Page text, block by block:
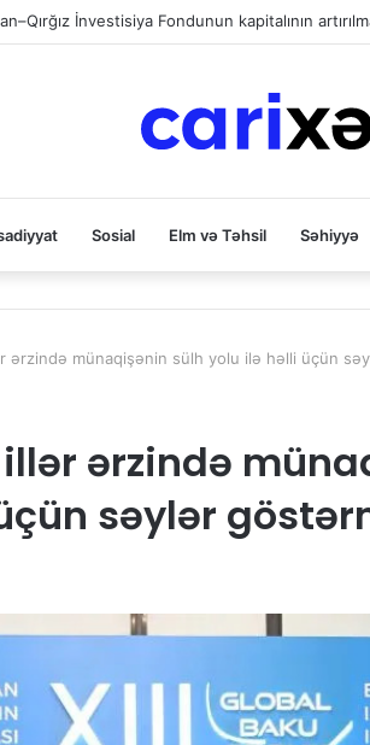
İnvestisiya Fondunun kapitalının
Sosial Elm və Təhsil Səhiyyə
ərzində münaqişənin sülh yolu ilə həlli üçün
ərzində
səylər